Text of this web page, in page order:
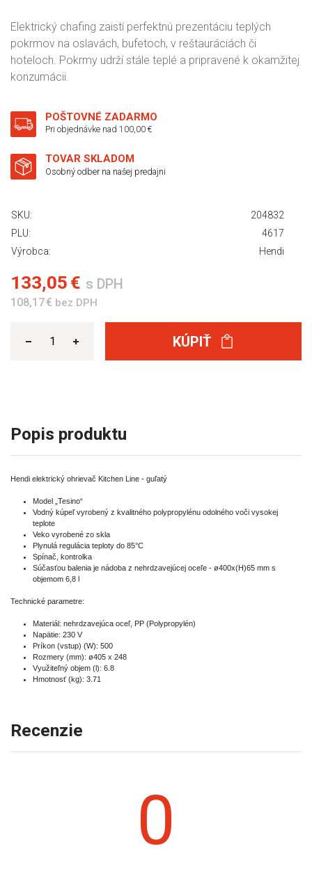
Elektrický chafing zaistí perfektnú prezentáciu teplých
pokrmov na oslavách, bufetoch, v reštauráciách či
hoteloch. Pokrmy udrží stále teplé a pripravené k okamžitej
konzumácii.
POŠTOVNÉ ZADARMO
Pri objednávke nad 100,00 €
TOVAR SKLADOM
Osobný odber na našej predajni
SKU:
204832
PLU:
4617
Výrobca:
Hendi
133,05 € s DPH
108,17 € bez DPH
KÚPIŤ
Popis produktu
Hendi elektrický ohrievač Kitchen Line - guľatý
Model „Tesino“
Vodný kúpeľ vyrobený z kvalitného polypropylénu odolného voči vysokej
teplote
Veko vyrobené zo skla
Plynulá regulácia teploty do 85°C
Spínač, kontrolka
Súčasťou balenia je nádoba z nehrdzavejúcej oceľe - ø400x(H)65 mm s
objemom 6,8 l
Technické parametre:
Materiál: nehrdzavejúca oceľ, PP (Polypropylén)
Napätie: 230 V
Príkon (vstup) (W): 500
Rozmery (mm): ø405 x 248
Využiteľný objem (l): 6.8
Hmotnosť (kg): 3.71
Recenzie
0